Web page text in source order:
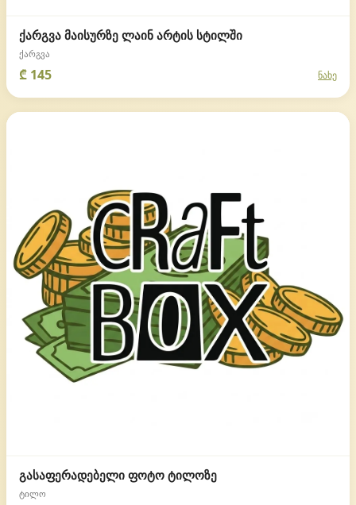
ქარგვა მაისურზე ლაინ არტის სტილში
ქარგვა
₾ 145 ნახე
გასაფერადებელი ფოტო ტილოზე
ტილო